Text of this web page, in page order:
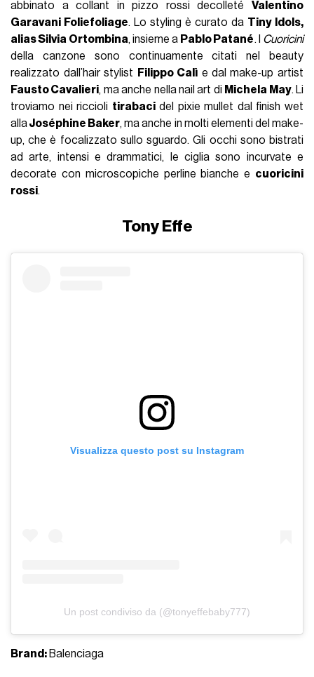
abbinato a collant in pizzo rossi decolleté Valentino
Garavani Foliefoliage. Lo styling è curato da Tiny Idols,
alias Silvia Ortombina, insieme a Pablo Patané. I Cuoricini
della canzone sono continuamente citati nel beauty
realizzato dall’hair stylist
Filippo Calì e dal make-up artist
Fausto Cavalieri, ma anche nella nail art di Michela May. Li
troviamo nei riccioli tirabacidel pixie mullet dal finish wet
allaJoséphine Baker, ma anche in molti elementi del make-
up, che è focalizzato sullo sguardo. Gli occhi sono bistrati
ad arte, intensi e drammatici, le ciglia sono incurvate e
decorate con microscopiche perline bianche e cuoricini
rossi.
Tony Effe
Visualizza questo post su Instagram
Un post condiviso da (@tonyeffebaby777)
Brand: Balenciaga